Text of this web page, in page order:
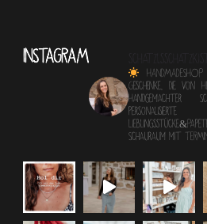
INSTAGRAM
Geschenke, die von
Handgemachter
personalisierte
Schauraum mit